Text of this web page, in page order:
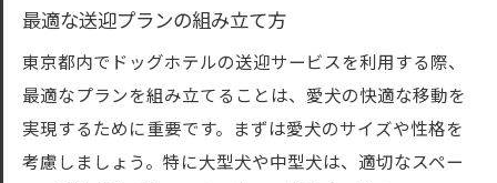
最適な送迎プランの組み立て方
東京都内でドッグホテルの送迎サービスを利用する際、
最適なプランを組み立てることは、愛犬の快適な移動を
実現するために重要です。まずは愛犬のサイズや性格を
考慮しましょう。特に大型犬や中型犬は、適切なスペー